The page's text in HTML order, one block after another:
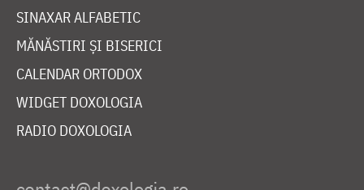
SINAXAR ALFABETIC
MĂNĂSTIRI ȘI BISERICI
CALENDAR ORTODOX
WIDGET DOXOLOGIA
RADIO DOXOLOGIA